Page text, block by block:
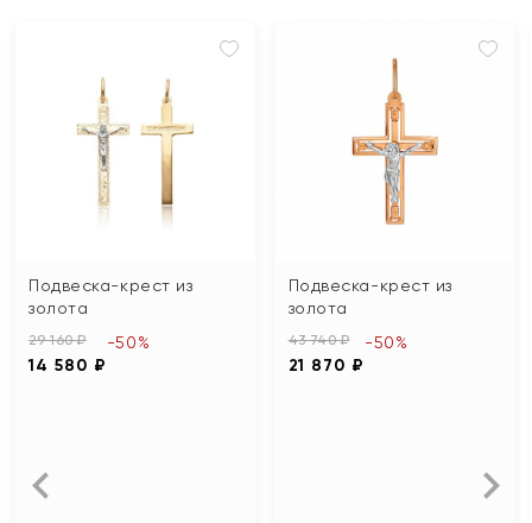
Подвеска-крест из
золота
29 160 ₽
14 580 ₽
-50%
Подвеска-крест из
золота
43 740 ₽
21 870 ₽
-50%